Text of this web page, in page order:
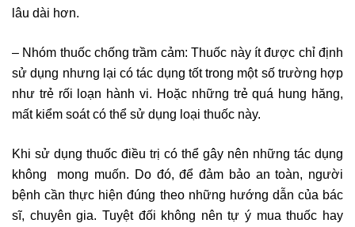
lâu dài hơn.
– Nhóm thuốc chống trầm cảm: Thuốc này ít được chỉ định
sử dụng nhưng lại có tác dụng tốt trong một số trường hợp
như trẻ rối loạn hành vi. Hoặc những trẻ quá hung hăng,
mất kiểm soát có thể sử dụng loại thuốc này.
Khi sử dụng thuốc điều trị có thể gây nên những tác dụng
không mong muốn. Do đó, để đảm bảo an toàn, người
bệnh cần thực hiện đúng theo những hướng dẫn của bác
sĩ, chuyên gia. Tuyệt đối không nên tự ý mua thuốc hay